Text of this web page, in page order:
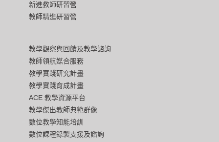
新進教師研習營
教師精進研習營
教學觀察與回饋及教學諮詢
教師領航媒合服務
教學實踐研究計畫
教學實踐育成計畫
ACE 教學資源平台
教學傑出教師典範群像
數位教學知能培訓
數位課程錄製支援及諮詢